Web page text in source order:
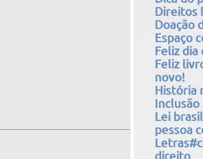
Direitos
Doação
Espaço
Feliz
Feliz
novo!
História
Inclusão
Lei
pessoa
direito